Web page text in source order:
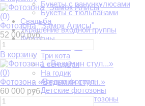
Букеты с ранункулюсами
Букеты с тюльпанами
Свадьба
Украшение входной группы
Фотозоны
Три кота
1 сентября
На годик
Аренда фотозон
Детские фотозоны
Свадебные фотозоны
(0)
Фотозона "Замок Алисы"
52 000 руб.
В корзину
(0)
Фотозона «Ведьмин стул...»
60 000 руб.